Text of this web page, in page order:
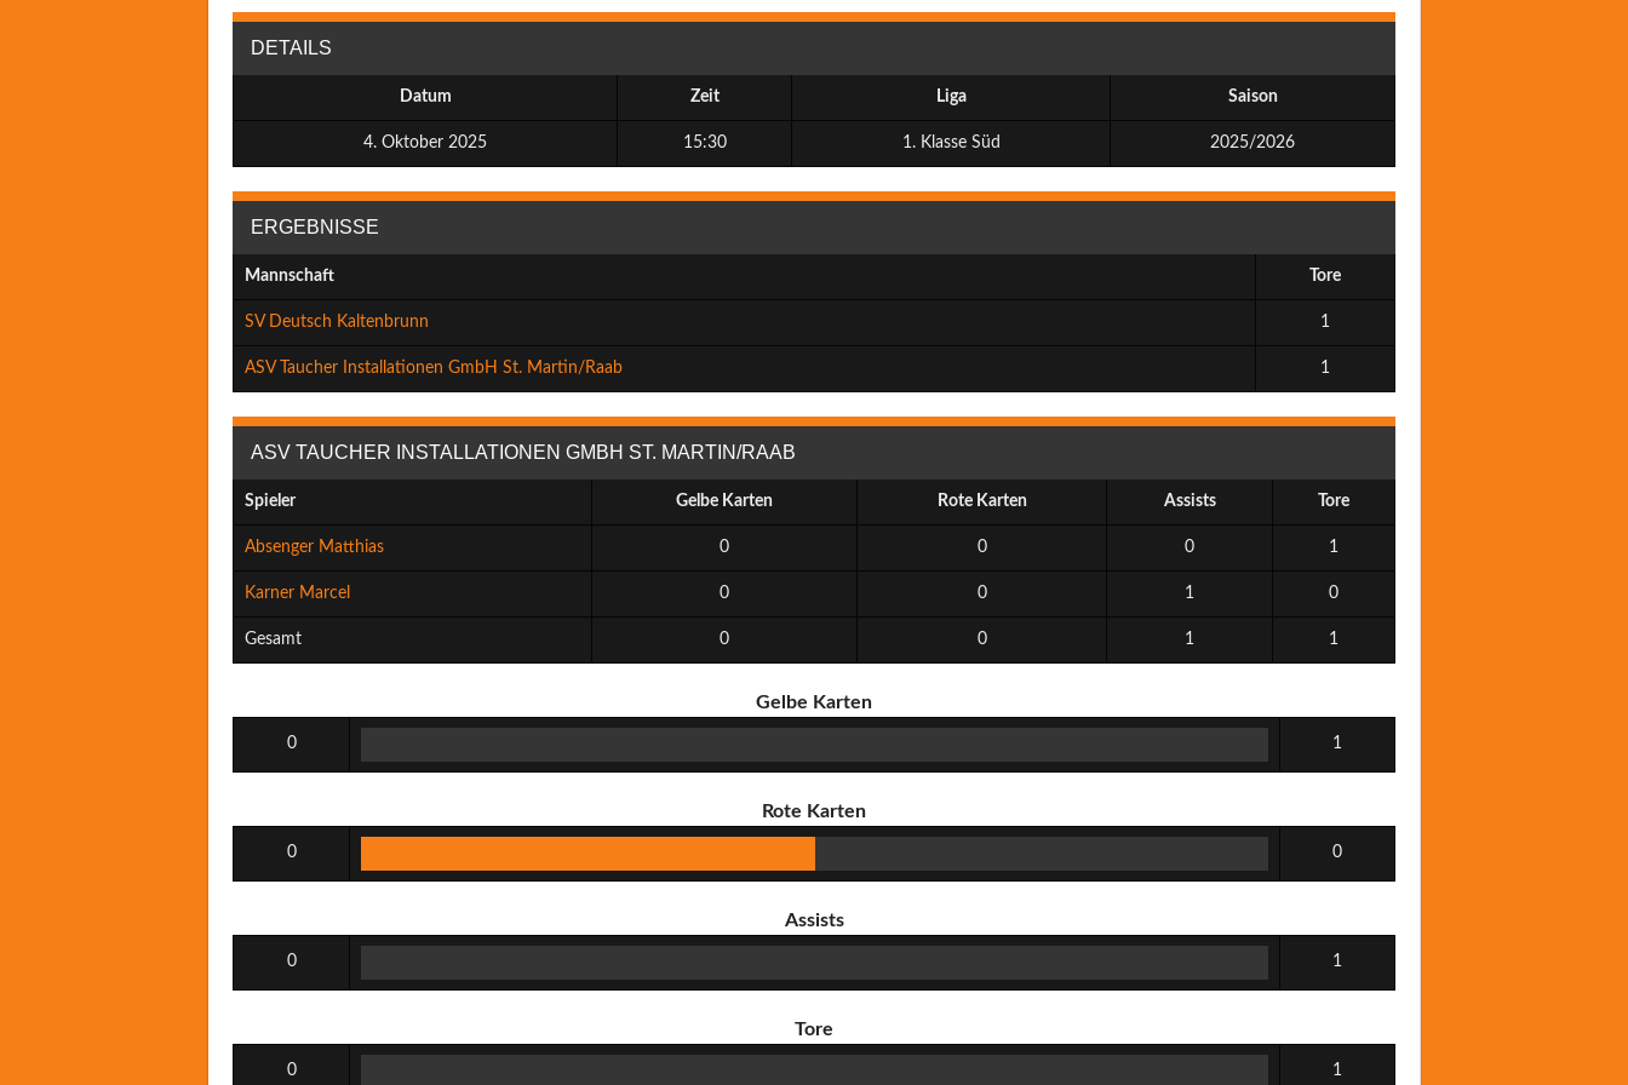
DETAILS
Datum Zeit Liga Saison
4. Oktober 2025 15:30 1. Klasse Süd 2025/2026
ERGEBNISSE
Mannschaft Tore
SV Deutsch Kaltenbrunn 1
ASV Taucher Installationen GmbH St. Martin/Raab 1
ASV TAUCHER INSTALLATIONEN GMBH ST. MARTIN/RAAB
Spieler Gelbe Karten Rote Karten Assists Tore
Absenger Matthias 0 0 0 1
Karner Marcel 0 0 1 0
Gesamt 0 0 1 1
Gelbe Karten
0 1
Rote Karten
0 0
Assists
0 1
Tore
0 1